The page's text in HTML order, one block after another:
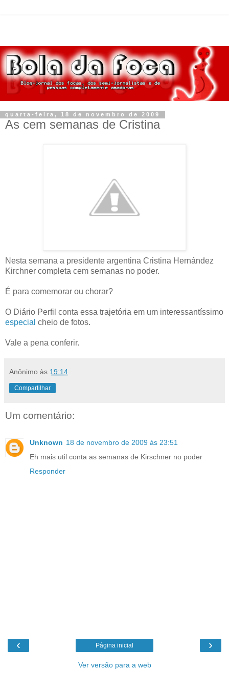
quarta-feira, 18 de novembro de 2009
As cem semanas de Cristina
Nesta semana a presidente argentina Cristina Hernández
Kirchner completa cem semanas no poder.
É para comemorar ou chorar?
O Diário Perfil conta essa trajetória em um interessantíssimo
especial cheio de fotos.
Vale a pena conferir.
Anônimo às 19:14
Compartilhar
Um comentário:
Unknown 18 de novembro de 2009 às 23:51
Eh mais util conta as semanas de Kirschner no poder
Responder
‹ ›
Página inicial
Ver versão para a web